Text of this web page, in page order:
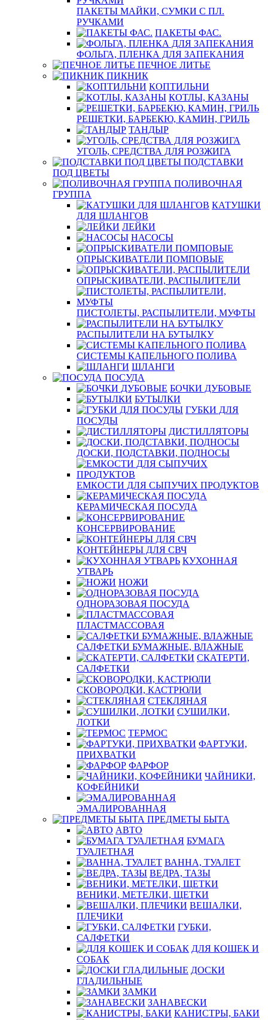
ПАКЕТЫ МАЙКИ, СУМКИ С ПЛ.
РУЧКАМИ
ПАКЕТЫ ФАС.
ФОЛЬГА, ПЛЕНКА ДЛЯ ЗАПЕКАНИЯ
ПЕЧНОЕ ЛИТЬЕ
ПИКНИК
КОПТИЛЬНИ
КОТЛЫ, КАЗАНЫ
РЕШЕТКИ, БАРБЕКЮ, КАМИН, ГРИЛЬ
ТАНДЫР
УГОЛЬ, СРЕДСТВА ДЛЯ РОЗЖИГА
ПОДСТАВКИ
ПОД ЦВЕТЫ
ПОЛИВОЧНАЯ
ГРУППА
КАТУШКИ
ДЛЯ ШЛАНГОВ
ЛЕЙКИ
НАСОСЫ
ОПРЫСКИВАТЕЛИ ПОМПОВЫЕ
ОПРЫСКИВАТЕЛИ, РАСПЫЛИТЕЛИ
ПИСТОЛЕТЫ, РАСПЫЛИТЕЛИ, МУФТЫ
РАСПЫЛИТЕЛИ НА БУТЫЛКУ
СИСТЕМЫ КАПЕЛЬНОГО ПОЛИВА
ШЛАНГИ
ПОСУДА
БОЧКИ ДУБОВЫЕ
БУТЫЛКИ
ГУБКИ ДЛЯ
ПОСУДЫ
ДИСТИЛЛЯТОРЫ
ДОСКИ, ПОДСТАВКИ, ПОДНОСЫ
ЕМКОСТИ ДЛЯ СЫПУЧИХ ПРОДУКТОВ
КЕРАМИЧЕСКАЯ ПОСУДА
КОНСЕРВИРОВАНИЕ
КОНТЕЙНЕРЫ ДЛЯ СВЧ
КУХОННАЯ
УТВАРЬ
НОЖИ
ОДНОРАЗОВАЯ ПОСУДА
ПЛАСТМАССОВАЯ
САЛФЕТКИ БУМАЖНЫЕ, ВЛАЖНЫЕ
СКАТЕРТИ,
САЛФЕТКИ
СКОВОРОДКИ, КАСТРЮЛИ
СТЕКЛЯНАЯ
СУШИЛКИ,
ЛОТКИ
ТЕРМОС
ФАРТУКИ,
ПРИХВАТКИ
ФАРФОР
ЧАЙНИКИ,
КОФЕЙНИКИ
ЭМАЛИРОВАННАЯ
ПРЕДМЕТЫ БЫТА
АВТО
БУМАГА
ТУАЛЕТНАЯ
ВАННА, ТУАЛЕТ
ВЕДРА, ТАЗЫ
ВЕНИКИ, МЕТЕЛКИ, ЩЕТКИ
ВЕШАЛКИ,
ПЛЕЧИКИ
ГУБКИ,
САЛФЕТКИ
ДЛЯ КОШЕК И
СОБАК
ДОСКИ
ГЛАДИЛЬНЫЕ
ЗАМКИ
ЗАНАВЕСКИ
КАНИСТРЫ, БАКИ